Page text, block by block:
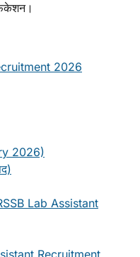
2026
2026)
Lab Assistant